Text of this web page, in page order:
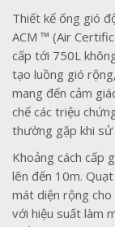
Thiết kế ống gió
ACM ™ (Air
cấp tới 750L
tạo luồng gió
mang đến cảm
chế các triệu
thường gặp khi sử
Khoảng cách cấp
lên đến 10m.
mát diện rộng cho
với hiệu suất làm